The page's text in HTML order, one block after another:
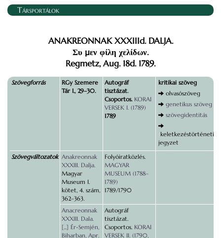
Társportálok
ANAKREONNAK XXXIIId. DALJA.
Συ µεν φίλη χελίδων.
Regmetz, Aug. 18d. 1789.
Szövegforrás
RGy Szemere
Tár I., 29–30.
Autográf
tisztázat.
Csoportos. KORAI
VERSEK I. (1789)
1789
kritikai szöveg
olvasószöveg
genetikus szöveg
szövegidentitás
keletkezéstörténeti
jegyzet
Szövegváltozatok Anakreonnak
XXXIII. Dalja.
Magyar
Museum I.
kötet, 4. szám,
362–363.
Folyóiratközlés.
MAGYAR
MUSEUM (1788–
1789)
1789/1790
Anacreonnak
XXXIII. Dala.
[...] Ér-Semjén,
Biharban, Apr.
Autográf
tisztázat.
Csoportos. KORAI
VERSEK II. (1790,